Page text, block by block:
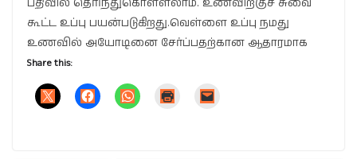
பதிவில் தெரிந்துகொள்ளலாம். உணவிற்குச் சுவை
கூட்ட உப்பு பயன்படுகிறது.வெள்ளை உப்பு நமது
உணவில் அயோடினை சேர்ப்பதற்கான ஆதாரமாக
Share this: